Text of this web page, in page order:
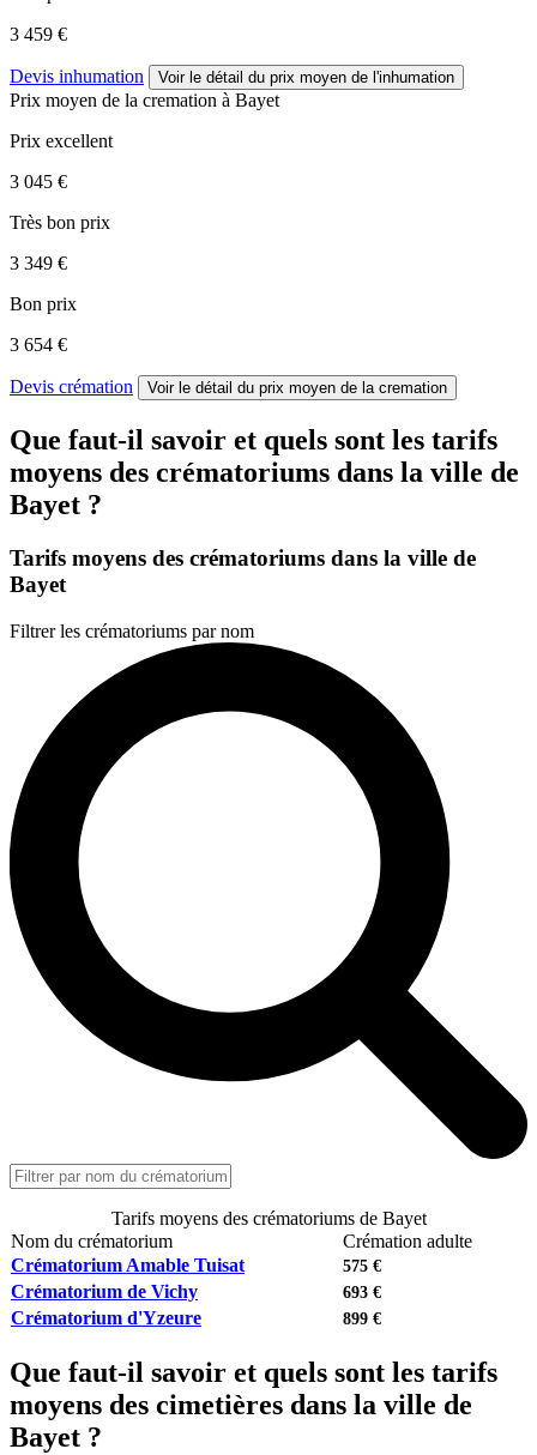
3 459 €
Devis inhumation Voir le détail du prix moyen de l'inhumation
Prix moyen de la cremation à Bayet
Prix excellent
3 045 €
Très bon prix
3 349 €
Bon prix
3 654 €
Devis crémation Voir le détail du prix moyen de la cremation
Que faut-il savoir et quels sont les tarifs
moyens des crématoriums dans la ville de
Bayet ?
Tarifs moyens des crématoriums dans la ville de
Bayet
Filtrer les crématoriums par nom
Tarifs moyens des crématoriums de Bayet
Nom du crématorium
Crémation adulte
Crématorium Amable Tuisat
575 €
Crématorium de Vichy 693 €
Crématorium d'Yzeure 899 €
Que faut-il savoir et quels sont les tarifs
moyens des cimetières dans la ville de
Bayet ?